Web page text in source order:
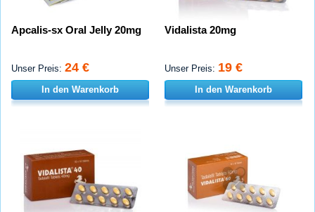
Apcalis-sx Oral Jelly 20mg
Unser Preis: 24 €
In den Warenkorb
Vidalista 20mg
Unser Preis: 19 €
In den Warenkorb